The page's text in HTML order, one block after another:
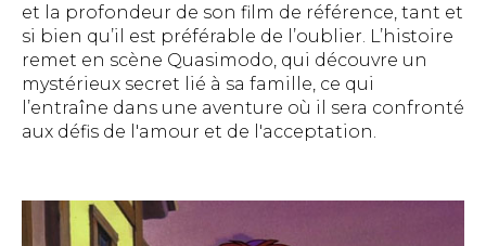
et la profondeur de son film de référence, tant et
si bien qu’il est préférable de l’oublier. L’histoire
remet en scène Quasimodo, qui découvre un
mystérieux secret lié à sa famille, ce qui
l’entraîne dans une aventure où il sera confronté
aux défis de l'amour et de l'acceptation.